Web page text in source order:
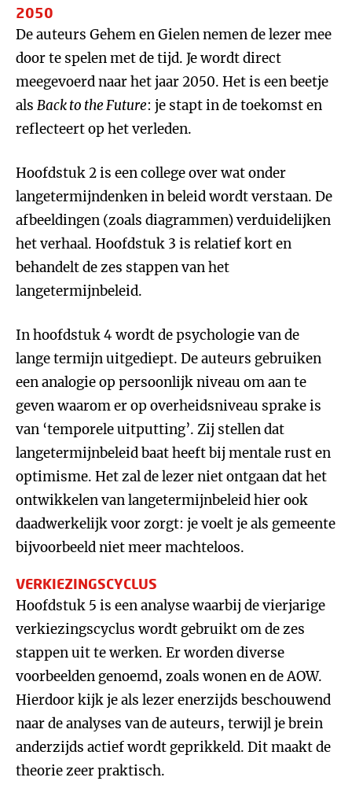
2050
De auteurs Gehem en Gielen nemen de lezer mee
door te spelen met de tijd. Je wordt direct
meegevoerd naar het jaar 2050. Het is een beetje
als Back to the Future: je stapt in de toekomst en
reflecteert op het verleden.
Hoofdstuk 2 is een college over wat onder
langetermijndenken in beleid wordt verstaan. De
afbeeldingen (zoals diagrammen) verduidelijken
het verhaal. Hoofdstuk 3 is relatief kort en
behandelt de zes stappen van het
langetermijnbeleid.
In hoofdstuk 4 wordt de psychologie van de
lange termijn uitgediept. De auteurs gebruiken
een analogie op persoonlijk niveau om aan te
geven waarom er op overheidsniveau sprake is
van ‘temporele uitputting’. Zij stellen dat
langetermijnbeleid baat heeft bij mentale rust en
optimisme. Het zal de lezer niet ontgaan dat het
ontwikkelen van langetermijnbeleid hier ook
daadwerkelijk voor zorgt: je voelt je als gemeente
bijvoorbeeld niet meer machteloos.
VERKIEZINGSCYCLUS
Hoofdstuk 5 is een analyse waarbij de vierjarige
verkiezingscyclus wordt gebruikt om de zes
stappen uit te werken. Er worden diverse
voorbeelden genoemd, zoals wonen en de AOW.
Hierdoor kijk je als lezer enerzijds beschouwend
naar de analyses van de auteurs, terwijl je brein
anderzijds actief wordt geprikkeld. Dit maakt de
theorie zeer praktisch.